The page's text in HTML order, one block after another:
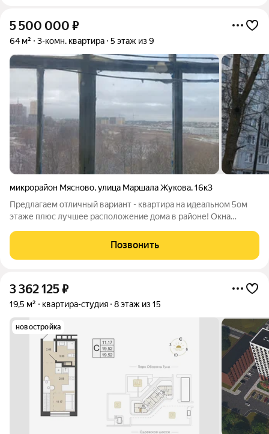
5 500 000 ₽
64 м² 3-комн. квартира 5 этаж из 9
микрорайон Мясново,улица Маршала Жукова,16к3
Предлагаем отличный вариант - квартира на идеальном 5ом
этаже плюс лучшее расположение дома в районе! Окна
среднем состоянии, есть возможность реализовать все свои
мечты по дизайну! в Доме
Позвонить
3 362 125₽
19,5 м² квартира-студия 8 этаж из 15
новостройка